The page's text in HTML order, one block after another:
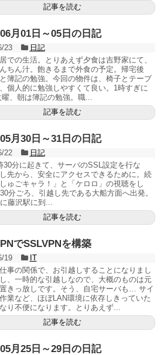
記事を読む
月01日～05日の日記
23
日記
での生活。とりあえず夕食は吉野家にて、
ちん汁。飽きるまで外食の予定。帰宅後
簿記の勉強。今回の物件は、椅子とテーブ
個人的に勉強しやすくて良い。1時すぎに
、朝は簿記の勉強。職...
記事を読む
月30日～31日の日記
22
日記
30分に起きて、サーバのSSL設定を行な
先から、安全にアクセスできるために。続
ゅごキャラ！」と「ケロロ」の視聴をし
分ごろ、引越し先である大船方面へ出発。
藤沢駅に到...
記事を読む
でSSLVPNを構築
19
IT
事の関係で、お引越しすることになりまし
、一時的な引越しなので、大概のものは元
きっ放しです。そう、自宅サーバも… サイ
業など、ほぼLAN環境に依存しきっていた
り不便になります。とりあえず...
記事を読む
月25日～29日の日記